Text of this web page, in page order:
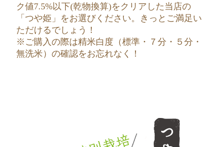
ク値7.5%以下(乾物換算)をクリアした当店の
「つや姫」をお選びください。きっとご満足い
ただけるでしょう！
※ご購入の際は精米白度（標準・７分・５分・
無洗米）の確認をお忘れなく！